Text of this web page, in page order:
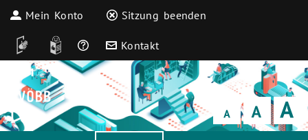
Mein Konto Sitzung beenden
DGS Leichte Sprache
Häufige Fragen
Kontakt
Schrift
klein Schrift
normal Schrift
groß